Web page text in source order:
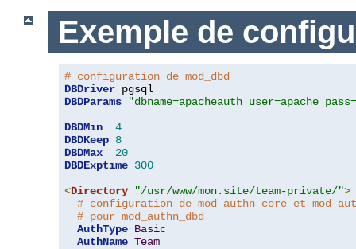
Exemple de
# configuration de mod_dbd
DBDriver
DBDParams
"dbname=apacheauth user=apache
DBDMin
4
DBDKeep 8
DBDMax
20
DBDExptime 300
<Directory "/usr/www/mon.site/team-private/">
# configuration de mod_authn_core et
# pour mod_authn_dbd
AuthType Basic
AuthName Team